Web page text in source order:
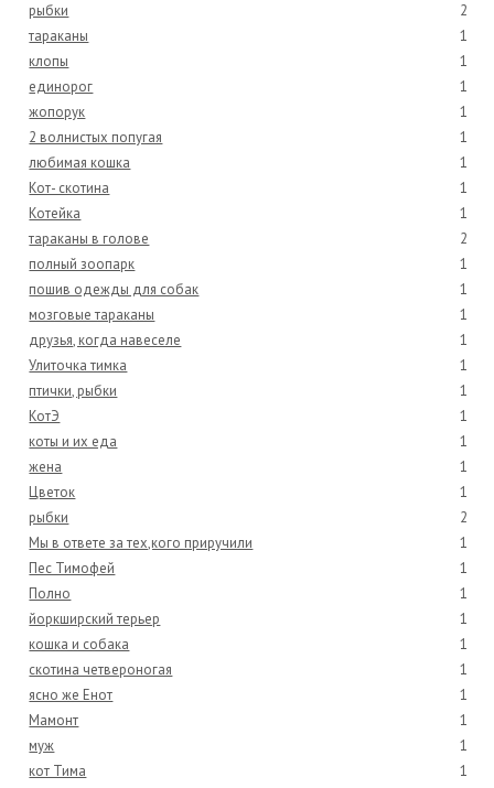
рыбки
2
тараканы
1
клопы
1
единорог
1
жопорук
1
2 волнистых попугая
1
любимая кошка
1
Кот- скотина
1
Котейка
1
тараканы в голове
2
полный зоопарк
1
пошив одежды для собак
1
мозговые тараканы
1
друзья, когда навеселе
1
Улиточка тимка
1
птички, рыбки
1
КотЭ
1
коты и их еда
1
жена
1
Цветок
1
рыбки
2
Мы в ответе за тех,кого приручили
1
Пес Тимофей
1
Полно
1
йоркширский терьер
1
кошка и собака
1
скотина четвероногая
1
ясно же Енот
1
Мамонт
1
муж
1
кот Тима
1